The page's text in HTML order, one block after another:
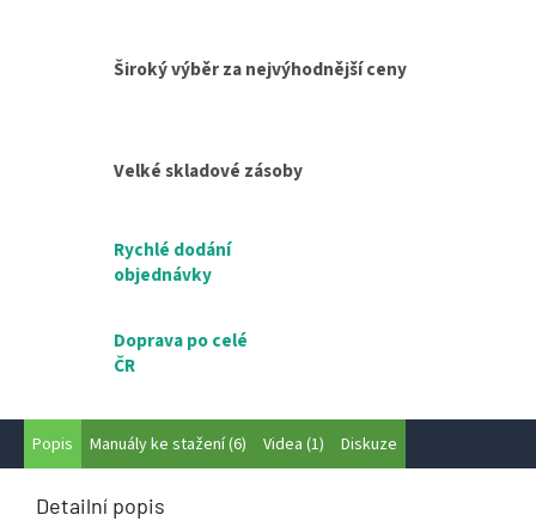
Široký výběr za nejvýhodnější ceny
Velké skladové zásoby
Rychlé dodání
objednávky
Doprava po celé
ČR
Popis Manuály ke stažení (6) Videa (1) Diskuze
Detailní popis